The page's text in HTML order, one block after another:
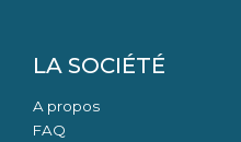
LA SOCIÉTÉ
A propos
FAQ